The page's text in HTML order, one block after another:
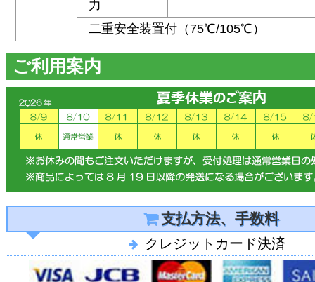
力
二重安全装置付（75℃/105℃）
ご利用案内
支払方法、手数料
クレジットカード決済